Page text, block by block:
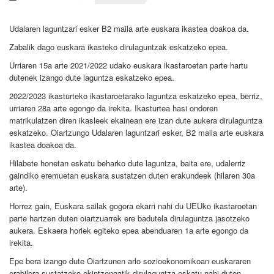
Udalaren laguntzari esker B2 maila arte euskara ikastea doakoa da.
Zabalik dago euskara ikasteko dirulaguntzak eskatzeko epea.
Urriaren 15a arte 2021/2022 udako euskara ikastaroetan parte hartu
dutenek izango dute laguntza eskatzeko epea.
2022/2023 ikasturteko ikastaroetarako laguntza eskatzeko epea, berriz,
urriaren 28a arte egongo da irekita. Ikasturtea hasi ondoren
matrikulatzen diren ikasleek ekainean ere izan dute aukera dirulaguntza
eskatzeko. Oiartzungo Udalaren laguntzari esker, B2 maila arte euskara
ikastea doakoa da.
Hilabete honetan eskatu beharko dute laguntza, baita ere, udalerriz
gaindiko eremuetan euskara sustatzen duten erakundeek (hilaren 30a
arte).
Horrez gain, Euskara sailak gogora ekarri nahi du UEUko ikastaroetan
parte hartzen duten oiartzuarrek ere badutela dirulaguntza jasotzeko
aukera. Eskaera horiek egiteko epea abenduaren 1a arte egongo da
irekita.
Epe bera izango dute Oiartzunen arlo sozioekonomikoan euskararen